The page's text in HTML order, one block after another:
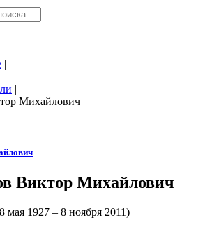
|
|
Михайлович
Виктор Михайлович
мая 1927 – 8 ноября 2011)